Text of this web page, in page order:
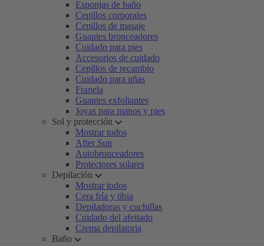
Esponjas de baño
Cepillos corporales
Cepillos de masaje
Guantes bronceadores
Cuidado para pies
Accesorios de cuidado
Cepillos de recambio
Cuidado para uñas
Franela
Guantes exfoliantes
Joyas para manos y pies
Sol y protección
Mostrar todos
After Sun
Autobronceadores
Protectores solares
Depilación
Mostrar todos
Cera fría y tibia
Depiladoras y cuchillas
Cuidado del afeitado
Crema depilatoria
Baño